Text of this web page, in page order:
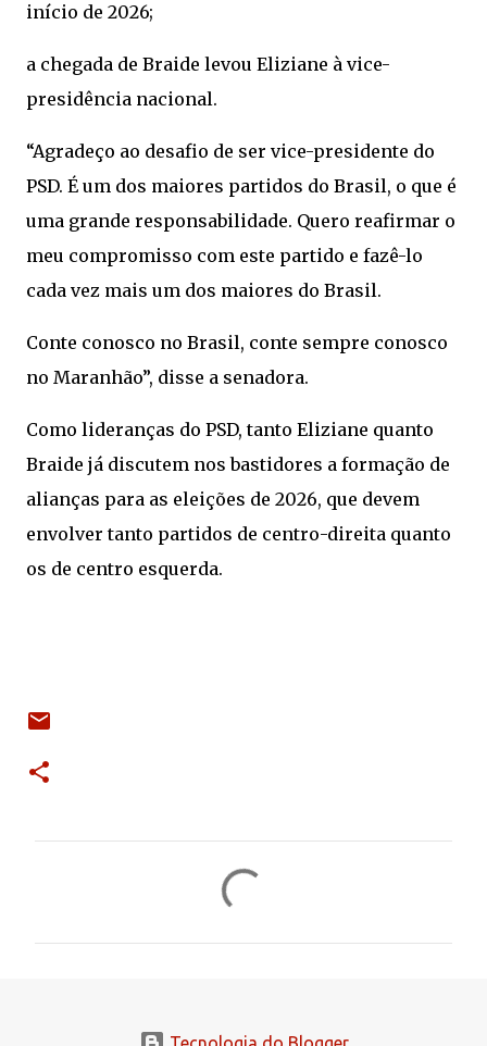
início de 2026;
a chegada de Braide levou Eliziane à vice-
presidência nacional.
“Agradeço ao desafio de ser vice-presidente do
PSD. É um dos maiores partidos do Brasil, o que é
uma grande responsabilidade. Quero reafirmar o
meu compromisso com este partido e fazê-lo
cada vez mais um dos maiores do Brasil.
Conte conosco no Brasil, conte sempre conosco
no Maranhão”, disse a senadora.
Como lideranças do PSD, tanto Eliziane quanto
Braide já discutem nos bastidores a formação de
alianças para as eleições de 2026, que devem
envolver tanto partidos de centro-direita quanto
os de centro esquerda.